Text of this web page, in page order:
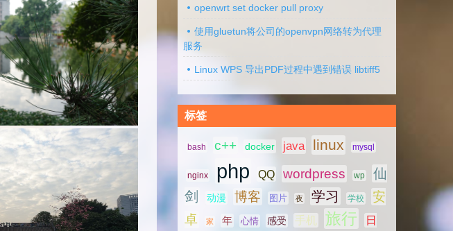
openwrt set docker pull proxy
使用gluetun将公司的openvpn网络转为代理
服务
Linux WPS 导出PDF过程中遇到错误 libtiff5
标签
bash c++ docker java linux mysql
nginx php QQ wordpress wp
仙
剑
动漫 博客 图片 夜 学习 学校
安
卓
家 年 心情 感受 手机 旅行 日